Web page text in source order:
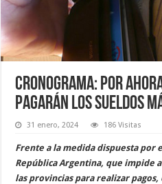
Cronograma: por
pagarán los sueldos
31 enero, 2024 186 Visitas
Frente a la medida dispuesta por
República Argentina, que impide
las provincias para realizar